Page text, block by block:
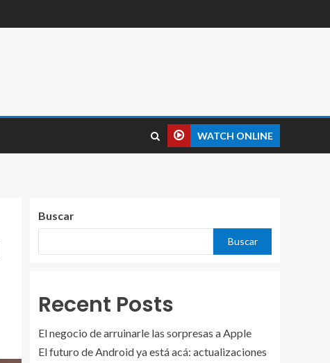
WATCH ONLINE
Buscar
Buscar
Recent Posts
El negocio de arruinarle las sorpresas a Apple
El futuro de Android ya está acá: actualizaciones